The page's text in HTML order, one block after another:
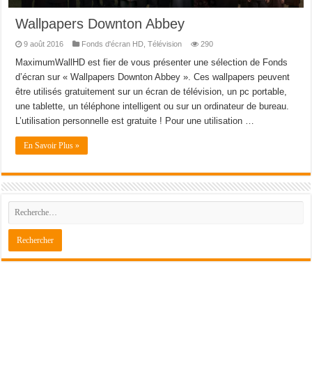
Wallpapers Downton Abbey
9 août 2016 Fonds d'écran HD ,Télévision 290
MaximumWallHD est fier de vous présenter une sélection de Fonds
d’écran sur « Wallpapers Downton Abbey ». Ces wallpapers peuvent
être utilisés gratuitement sur un écran de télévision, un pc portable,
une tablette, un téléphone intelligent ou sur un ordinateur de bureau.
L’utilisation personnelle est gratuite ! Pour une utilisation …
En Savoir Plus »